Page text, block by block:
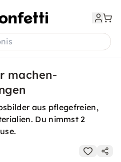
machen-
aus pflegefreien,
Du nimmst 2